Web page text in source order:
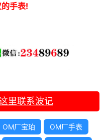
手表!
里联系波记
OM厂宝珀 OM厂手表